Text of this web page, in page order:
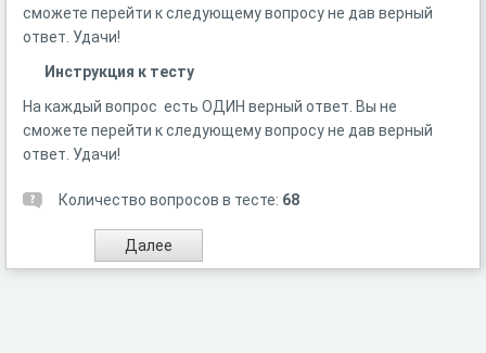
сможете перейти к следующему вопросу не дав верный
ответ. Удачи!
Инструкция к тесту
На каждый вопрос есть ОДИН верный ответ. Вы не
сможете перейти к следующему вопросу не дав верный
ответ. Удачи!
Количество вопросов в тесте: 68